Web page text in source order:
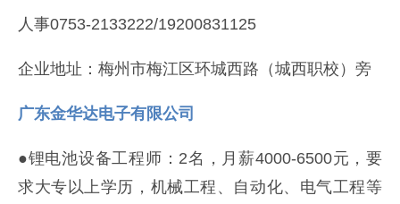
人事0753-2133222/19200831125
企业地址：梅州市梅江区环城西路（城西职校）旁
广东金华达电子有限公司
●锂电池设备工程师：2名，月薪4000-6500元，要
求大专以上学历，机械工程、自动化、电气工程等